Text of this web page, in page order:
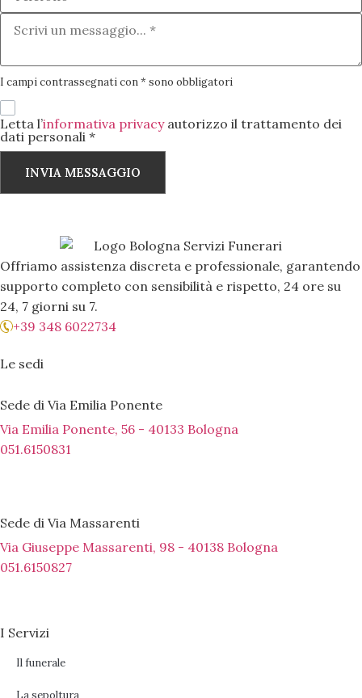
I campi contrassegnati con * sono obbligatori
Letta l’informativa privacyautorizzo il trattamento dei
dati personali *
INVIA MESSAGGIO
Offriamo assistenza discreta e professionale, garantendo
supporto completo con sensibilità e rispetto, 24 ore su
24, 7 giorni su 7.
+39 348 6022734
Le sedi
Sede di Via Emilia Ponente
Via Emilia Ponente, 56 - 40133 Bologna
051.6150831
Sede di Via Massarenti
Via Giuseppe Massarenti, 98 - 40138 Bologna
051.6150827
I Servizi
Il funerale
La sepoltura